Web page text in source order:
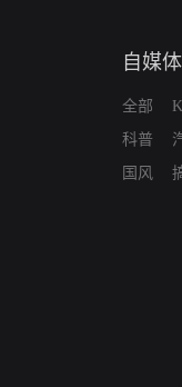
自媒体
全部
科普
国风